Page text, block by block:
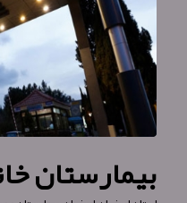
بیمارستان